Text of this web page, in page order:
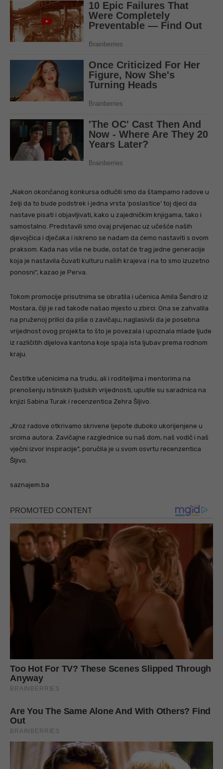
„Nakon okončanog konkursa odlučili smo da štampamo radove u
želji da to bude podstrek i jedna vrsta ‘poslastice’ toj djeci da
nastave pisati i objavljivati, kako u zajedničkim knjigama, tako i
samostalno. Predstavili smo ovaj prvijenac uz učešće naših
djevojčica i dječaka i iskreno se nadam da ćemo nastaviti s ovom
praksom. Kada nas više ne bude, ostat će trag jedne generacije
koja je nastavila čuvati kulturu naših krajeva i na to smo izuzetno
ponosni“, kazao je Perva.
Tokom promocije prisutnima se obratila i učenica Amila Šendro iz
Mostara, čiji je rad takođe našao mjesto u zbirci. Ona se zahvalila
na pruženoj prilici da piše o zavičaju, naglasivši da je posebna
vrijednost ovog projekta to što je povezala i upoznala mlade ljude
iz različitih dijelova kantona koje spaja ista ljubav prema rodnom
kraju.
Čestitke učenicima na trudu, ali i roditeljima i mentorima na
prenošenju istinskih ljudskih vrijednosti, uputile su saradnica na
knjizi Sabina Turak i recenzentica Zehra Šljivo.
„Kroz radove otkrivamo skrivene ljepote duboko ukorijenjene u
srcima autora. Zavičajne razglednice su naš dom, naš vodič i naš
vječni izvor inspiracije“, poručila je u svom osvrtu recenzentica
Šljivo.
saznajem.ba